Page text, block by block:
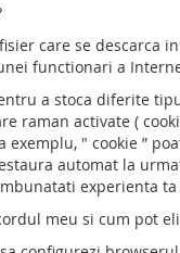
care se
functionari a
a stoca diferite
raman activate (
exemplu, " cookie ”
automat la
experienta
meu si cum pot